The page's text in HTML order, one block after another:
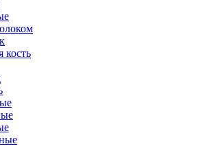
кость